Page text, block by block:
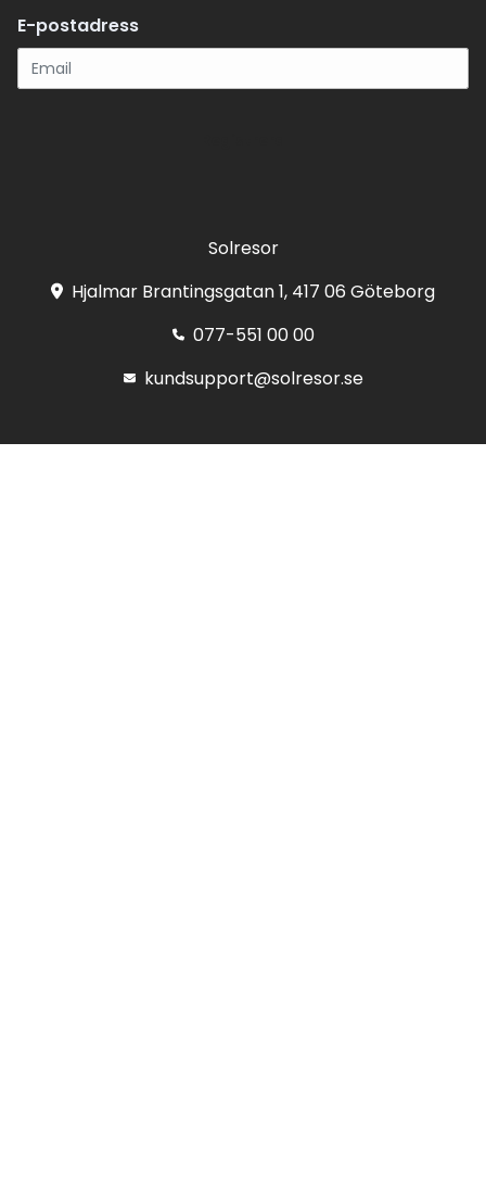
E-postadress
Solresor
Hjalmar Brantingsgatan 1, 417 06 Göteborg
077-551 00 00
kundsupport@solresor.se